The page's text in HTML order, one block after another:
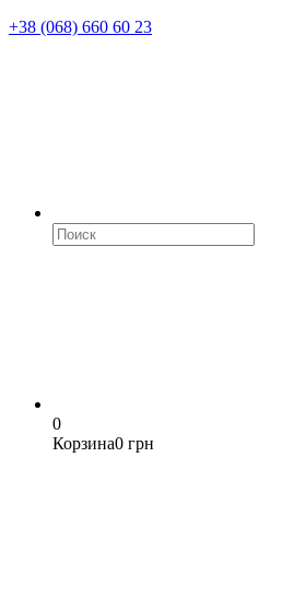
+38 (068) 660 60 23
0
Корзина0 грн